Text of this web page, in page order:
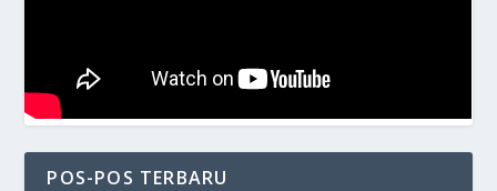
POS-POS TERBARU